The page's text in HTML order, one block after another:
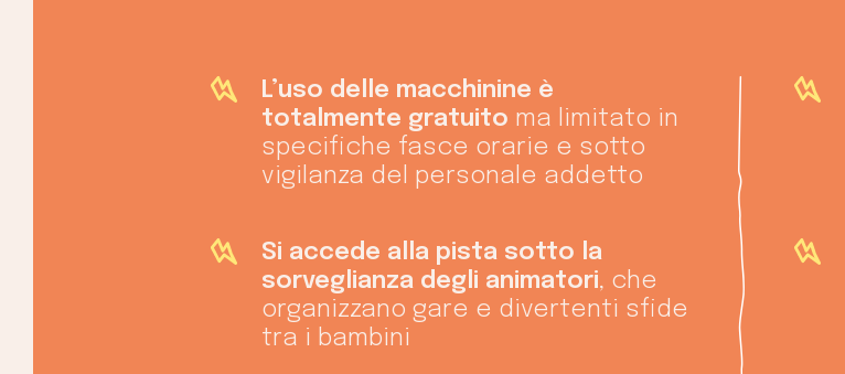
L’uso delle macchinine è
totalmente gratuito ma limitato in
specifiche fasce orarie e sotto
vigilanza del personale addetto
Si accede alla pista sotto la
sorveglianza degli animatori, che
organizzano gare e divertenti sfide
tra i bambini